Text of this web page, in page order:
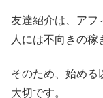
友達紹介は、アフ
人には不向きの稼
そのため、始める
大切です。